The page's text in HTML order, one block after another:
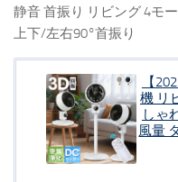
静音 首振り リビング 4モ
上下/左右90°首振り
【
機 リ
しゃ
風量